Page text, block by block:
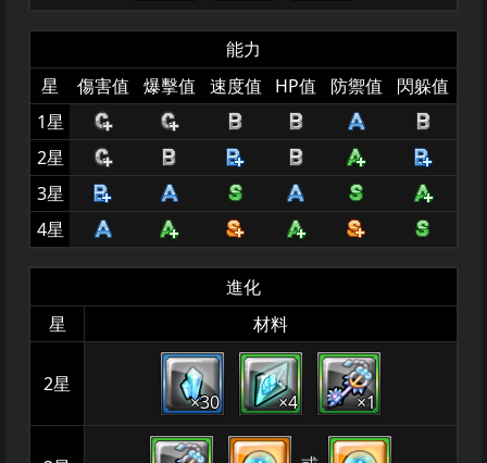
能力
星
傷害值 爆擊值 速度值 HP值 防禦值
閃躲值
1星
2星
3星
4星
進化
星
材料
2星
×30 ×4 ×1